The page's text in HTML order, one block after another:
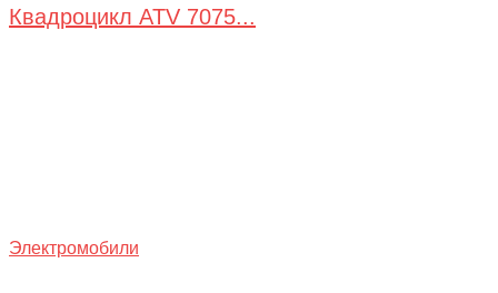
Квадроцикл ATV 7075...
Электромобили